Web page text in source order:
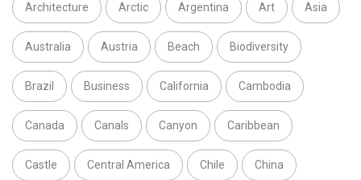
Architecture Arctic Argentina Art Asia
Australia Austria Beach Biodiversity
Brazil Business California Cambodia
Canada Canals Canyon Caribbean
Castle Central America Chile China